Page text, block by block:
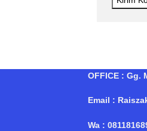
OFFICE : Gg.
Email :
Wa :